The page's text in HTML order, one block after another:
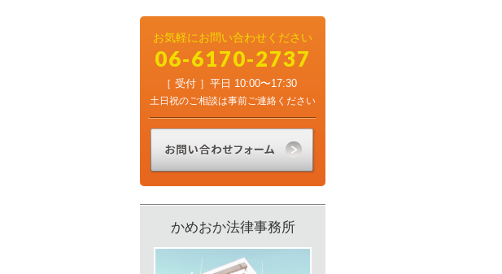
お気軽にお問い合わせください
06-6170-2737
［ 受付 ］平日 10:00〜17:30
土日祝のご相談は事前ご連絡ください
かめおか法律事務所